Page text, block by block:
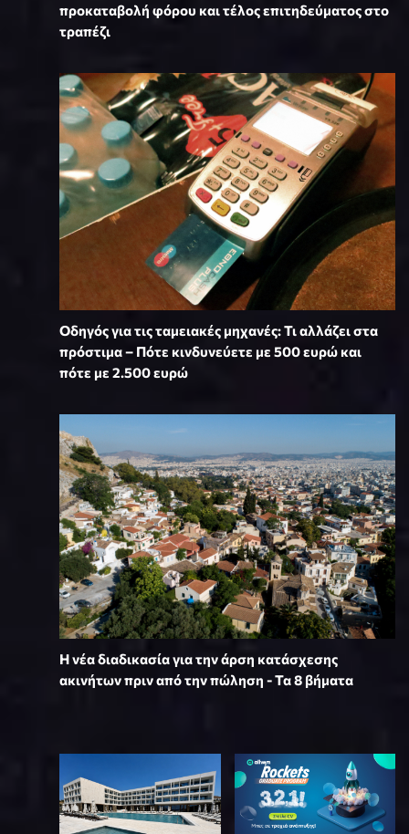
προκαταβολή φόρου και τέλος επιτηδεύματος στο
τραπέζι
Οδηγός για τις ταμειακές μηχανές: Τι αλλάζει στα
πρόστιμα – Πότε κινδυνεύετε με 500 ευρώ και
πότε με 2.500 ευρώ
Η νέα διαδικασία για την άρση κατάσχεσης
ακινήτων πριν από την πώληση - Τα 8 βήματα